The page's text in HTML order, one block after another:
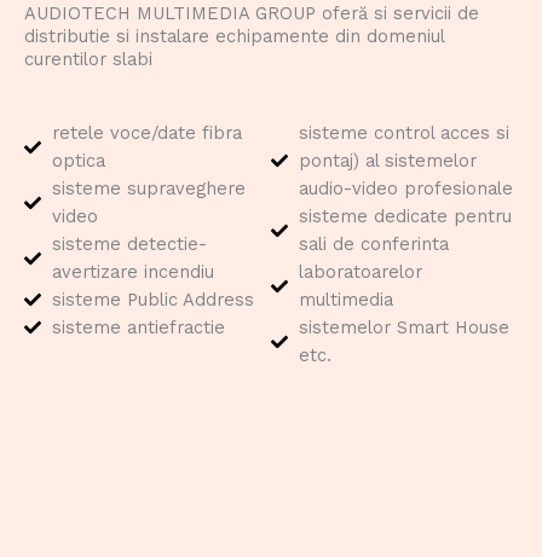
AUDIOTECH MULTIMEDIA GROUP oferă si servicii de
distributie si instalare echipamente din domeniul
curentilor slabi
retele voce/date fibra
optica
sisteme supraveghere
video
sisteme detectie-
avertizare incendiu
sisteme Public Address
sisteme antiefractie
sisteme control acces si
pontaj) al sistemelor
audio-video profesionale
sisteme dedicate pentru
sali de conferinta
laboratoarelor
multimedia
sistemelor Smart House
etc.